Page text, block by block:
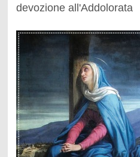
devozione all'Addolorata